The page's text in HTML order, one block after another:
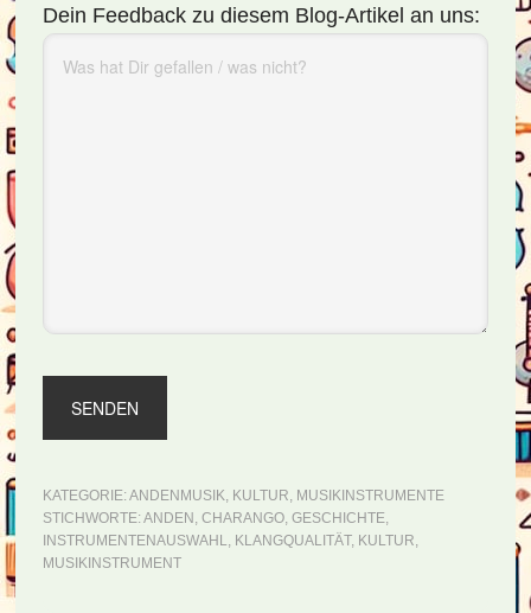
Dein Feedback zu diesem Blog-Artikel an uns:
KATEGORIE: ANDENMUSIK, KULTUR, MUSIKINSTRUMENTE
STICHWORTE: ANDEN, CHARANGO, GESCHICHTE,
INSTRUMENTENAUSWAHL, KLANGQUALITÄT, KULTUR,
MUSIKINSTRUMENT